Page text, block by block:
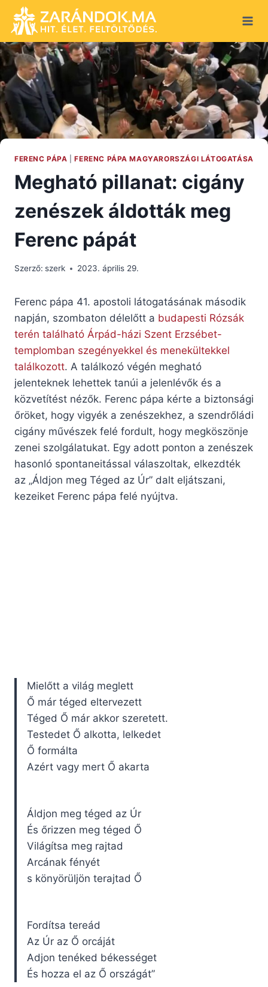
content
FERENC PÁPA |FERENC PÁPA MAGYARORSZÁGI LÁTOGATÁSA
Megható pillanat: cigány
zenészek áldották meg
Ferenc pápát
Szerző: szerk 2023. április 29.
Ferenc pápa 41. apostoli látogatásának második
napján, szombaton délelőtt a budapesti Rózsák
terén található Árpád-házi Szent Erzsébet-
templomban szegényekkel és menekültekkel
találkozott. A találkozó végén megható
jelenteknek lehettek tanúi a jelenlévők és a
közvetítést nézők. Ferenc pápa kérte a biztonsági
őröket, hogy vigyék a zenészekhez, a szendrőládi
cigány művészek felé fordult, hogy megköszönje
zenei szolgálatukat. Egy adott ponton a zenészek
hasonló spontaneitással válaszoltak, elkezdték
az „Áldjon meg Téged az Úr” dalt eljátszani,
kezeiket Ferenc pápa felé nyújtva.
Mielőtt a világ meglett
Ő már téged eltervezett
Téged Ő már akkor szeretett.
Testedet Ő alkotta, lelkedet
Ő formálta
Azért vagy mert Ő akarta
Áldjon meg téged az Úr
És őrizzen meg téged Ő
Világítsa meg rajtad
Arcának fényét
s könyörüljön terajtad Ő
Fordítsa tereád
Az Úr az Ő orcáját
Adjon tenéked békességet
És hozza el az Ő országát”